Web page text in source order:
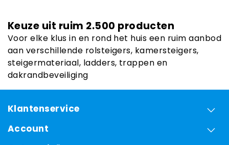
Keuze uit ruim 2.500 producten
Voor elke klus in en rond het huis een ruim aanbod
aan verschillende rolsteigers, kamersteigers,
steigermateriaal, ladders, trappen en
dakrandbeveiliging
Klantenservice
Account